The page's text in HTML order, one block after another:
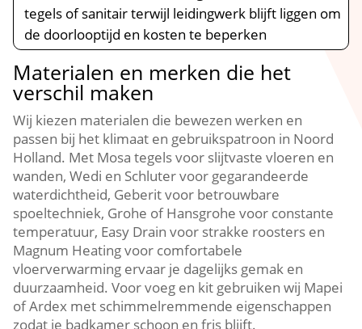
tegels of sanitair terwijl leidingwerk blijft liggen om
de doorlooptijd en kosten te beperken
Materialen en merken die het
verschil maken
Wij kiezen materialen die bewezen werken en
passen bij het klimaat en gebruikspatroon in Noord
Holland.​ Met Mosa tegels voor slijtvaste vloeren en
wanden, Wedi en Schluter voor gegarandeerde
waterdichtheid, Geberit voor betrouwbare
spoeltechniek, Grohe of Hansgrohe voor constante
temperatuur, Easy Drain voor strakke roosters en
Magnum Heating voor comfortabele
vloerverwarming ervaar je dagelijks gemak en
duurzaamheid.​ Voor voeg en kit gebruiken wij Mapei
of Ardex met schimmelremmende eigenschappen
zodat je badkamer schoon en fris blijft.​